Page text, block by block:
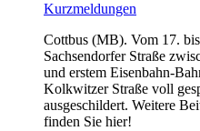
Kurzmeldungen
Cottbus (MB). Vom 17.
Sachsendorfer Straße
und erstem Eisenbahn-
Kolkwitzer Straße voll
ausgeschildert. Weitere
finden Sie hier!